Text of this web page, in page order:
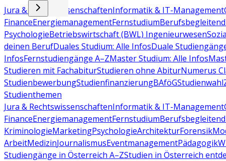
Jura & RechtswissenschaftenInformatik & IT-Management
FinanceEnergiemanagementFernstudiumBerufsbegleitend
PsychologieBetriebswirtschaft (BWL) Ingenieurwesen
deinen BerufDuales Studium: Alle InfosDuale
InfosFernstudiengänge A–ZMaster Studium: Alle Infos
Studieren mit FachabiturStudieren ohne AbiturNumerus
StudienbewerbungStudienfinanzierungBAföGStudienwahl
Studienthemen
Jura & RechtswissenschaftenInformatik & IT-Management
FinanceEnergiemanagementFernstudiumBerufsbegleitend
KriminologieMarketingPsychologieArchitekturForensik
ArbeitMedizinJournalismusEventmanagementPädagogik
Studiengänge in Österreich A–ZStudien in Österreich